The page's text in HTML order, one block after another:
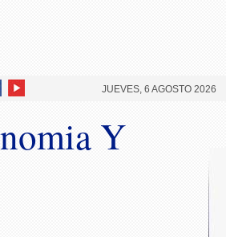
JUEVES, 6 AGOSTO 2026
Y